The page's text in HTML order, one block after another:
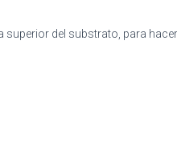
del substrato, para